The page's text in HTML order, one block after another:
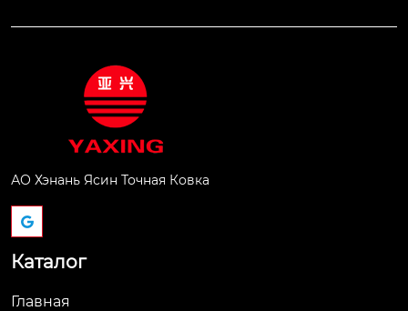
АО Хэнань Ясин Точная Ковка
Каталог
Главная